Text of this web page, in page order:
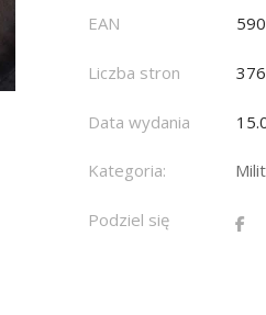
EAN
Liczba stron 376
Data wydania
Kategoria:
Podziel się